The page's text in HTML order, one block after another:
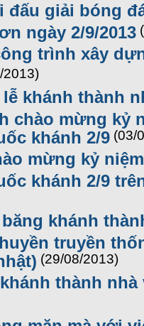
đấu giải bóng
ngày 2/9/2013
trình xây
2013)
khánh thành
chào mừng kỷ
khánh 2/9 (03/
mừng kỷ
khánh 2/9
khánh
truyền
(29/08/2013)
thành nhà